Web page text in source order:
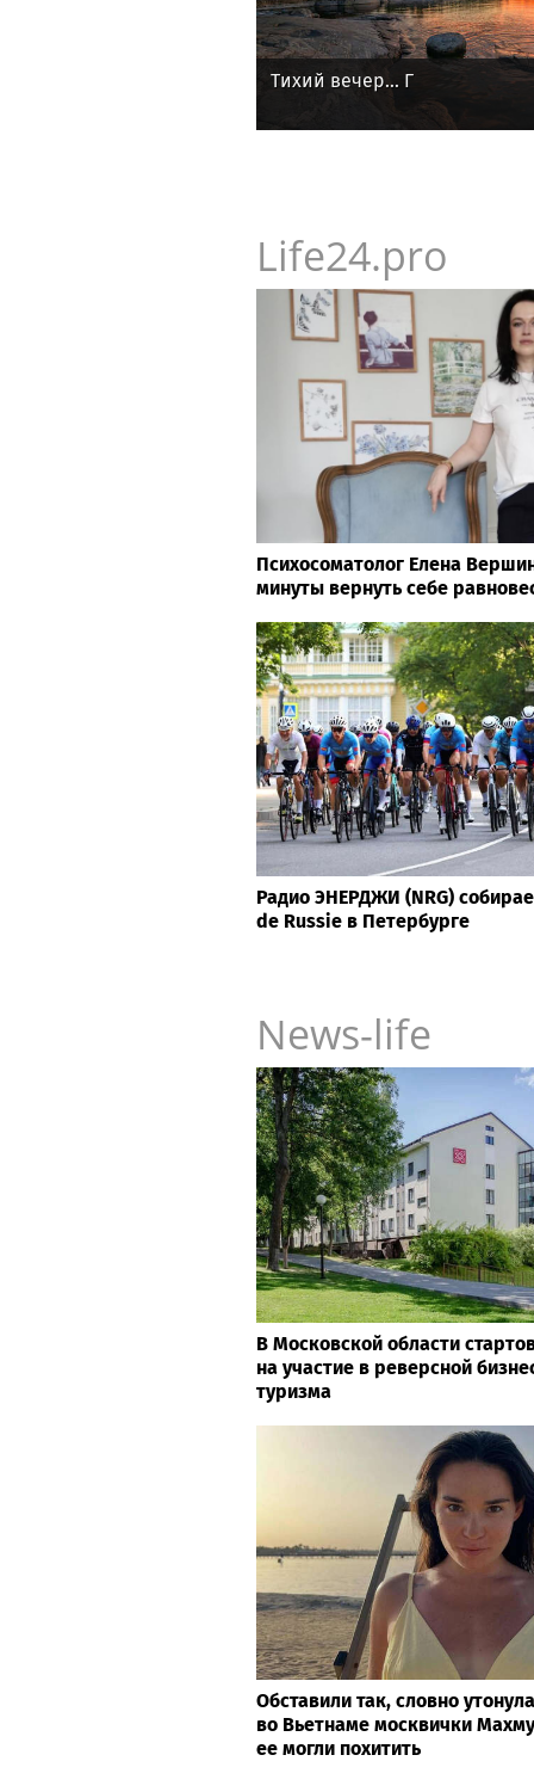
Тихий вечер... Г
Life24.pro
Психосоматолог Елена
минуты вернуть себе
Радио ЭНЕРДЖИ (NRG)
de Russie в Петербурге
News-life
В Московской области
на участие в реверсной
туризма
Обставили так, словно
во Вьетнаме москвички
ее могли похитить